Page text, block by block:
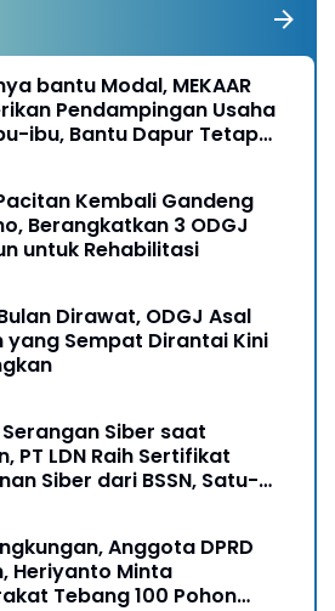
bantu Modal, MEKAAR
Pendampingan Usaha
ibu, Bantu Dapur Tetap
Kembali Gandeng
Berangkatkan 3 ODGJ
untuk Rehabilitasi
Dirawat, ODGJ Asal
yang Sempat Dirantai Kini
Siber saat
PT LDN Raih Sertifikat
Siber dari BSSN, Satu-
Anggota DPRD
Heriyanto Minta
Tebang 100 Pohon